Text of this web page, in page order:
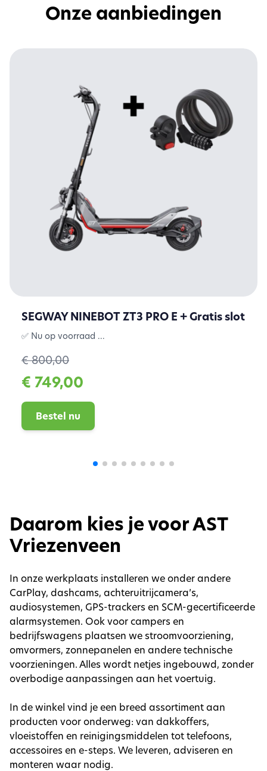
Onze aanbiedingen
SEGWAY NINEBOT ZT3 PRO E + Gratis slot
✅ Nu op voorraad ...
€ 800,00
€ 749,00
Bestel nu
Daarom kies je voor AST
Vriezenveen
In onze werkplaats installeren we onder andere
CarPlay, dashcams, achteruitrijcamera’s,
audiosystemen, GPS-trackers en SCM-gecertificeerde
alarmsystemen. Ook voor campers en
bedrijfswagens plaatsen we stroomvoorziening,
omvormers, zonnepanelen en andere technische
voorzieningen. Alles wordt netjes ingebouwd, zonder
overbodige aanpassingen aan het voertuig.
In de winkel vind je een breed assortiment aan
producten voor onderweg: van dakkoffers,
vloeistoffen en reinigingsmiddelen tot telefoons,
accessoires en e-steps. We leveren, adviseren en
monteren waar nodig.